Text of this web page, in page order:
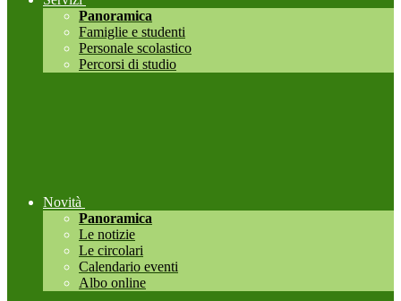
Panoramica
Famiglie e studenti
Personale scolastico
Percorsi di studio
Novità
Panoramica
Le notizie
Le circolari
Calendario eventi
Albo online